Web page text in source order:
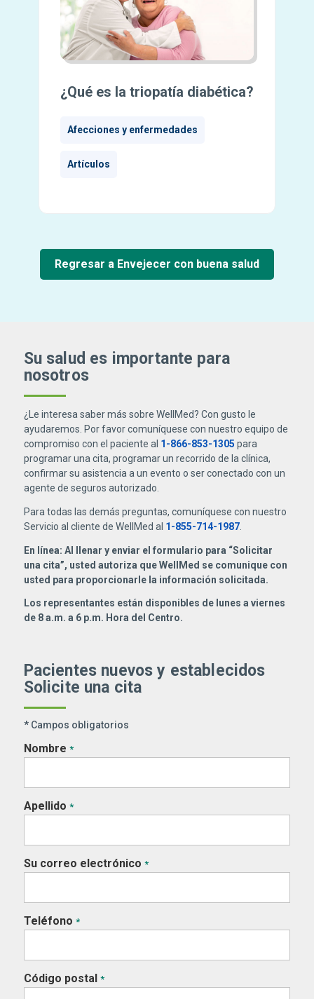
¿Qué es la triopatía diabética?
Afecciones y enfermedades
Artículos
Regresar a Envejecer con buena salud
Su salud es importante para
nosotros
¿Le interesa saber más sobre WellMed? Con gusto le
ayudaremos. Por favor comuníquese con nuestro equipo de
compromiso con el paciente al 1-866-853-1305 para
programar una cita, programar un recorrido de la clínica,
confirmar su asistencia a un evento o ser conectado con un
agente de seguros autorizado.
Para todas las demás preguntas, comuníquese con nuestro
Servicio al cliente de WellMed al 1-855-714-1987.
En línea: Al llenar y enviar el formulario para “Solicitar
una cita”, usted autoriza que WellMed se comunique con
usted para proporcionarle la información solicitada.
Los representantes están disponibles de lunes a viernes
de 8 a.m. a 6 p.m. Hora del Centro.
Pacientes nuevos y establecidos
Solicite una cita
* Campos obligatorios
Nombre *
Apellido *
Su correo electrónico *
Teléfono *
Código postal *